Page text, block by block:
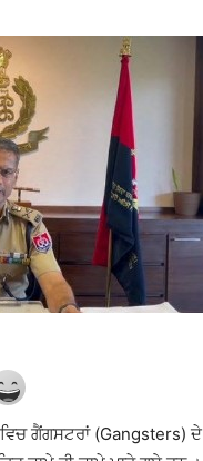
ਗੈਂਗਸਟਰਾਂ (Gangsters)